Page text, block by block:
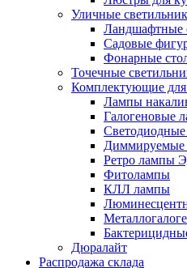
Уличные
Ландшафтные
Садовые
Фонарные
Точечные
Комплектующие для
Лампы
Галогеновые
Диммируемые
Ретро лампы
Фитолампы
КЛЛ лампы
Дюралайт
Распродажа склада